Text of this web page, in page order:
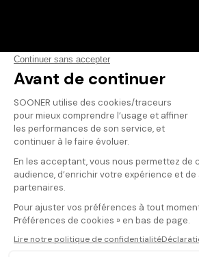
Vos avis
Donnez votre avis
Votre note
Votre commentaire
Il faut vous connecter pour
publier un avis